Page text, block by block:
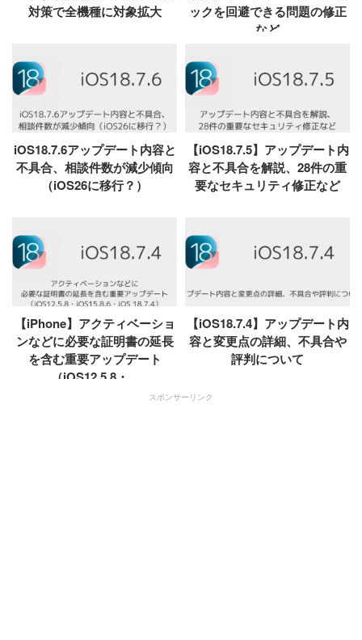
対策で全機種に対象拡大
ックを回避できる問題の修正
など
iOS18.7.6アップデート内容と
不具合、相談件数が減少傾向
（iOS26に移行？）
【iOS18.7.5】アップデート内
容と不具合を解説、28件の重
要なセキュリティ修正など
【iPhone】アクティベーショ
ンなどに必要な証明書の延長
を含む重要アップデート
（iOS12.5.8・...
【iOS18.7.4】アップデート内
容と変更点の詳細、不具合や
評判について
スポンサーリンク